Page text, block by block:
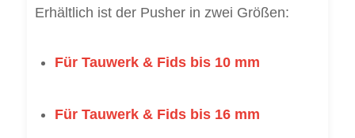
Erhältlich ist der Pusher in zwei Größen:
Für Tauwerk & Fids bis 10 mm
Für Tauwerk & Fids bis 16 mm